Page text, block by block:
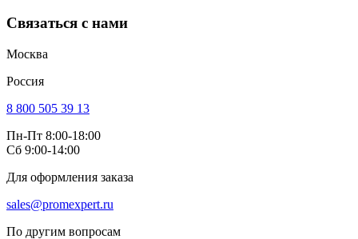
Связаться с нами
Москва
Россия
8 800 505 39 13
Пн-Пт 8:00-18:00
Сб 9:00-14:00
Для оформления заказа
sales@promexpert.ru
По другим вопросам